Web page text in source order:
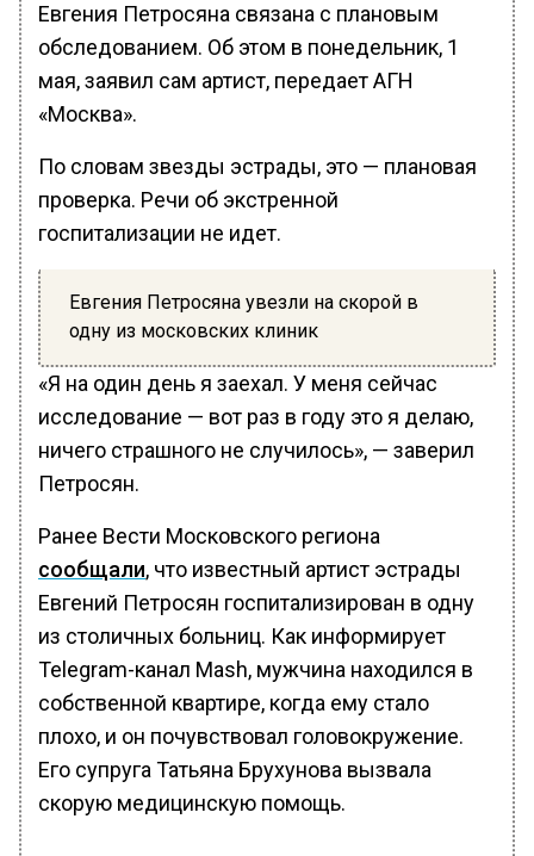
Евгения Петросяна связана с плановым
обследованием. Об этом в понедельник, 1
мая, заявил сам артист, передает АГН
«Москва».
По словам звезды эстрады, это — плановая
проверка. Речи об экстренной
госпитализации не идет.
Евгения Петросяна увезли на скорой в
одну из московских клиник
«Я на один день я заехал. У меня сейчас
исследование — вот раз в году это я делаю,
ничего страшного не случилось», — заверил
Петросян.
Ранее Вести Московского региона
сообщали, что известный артист эстрады
Евгений Петросян госпитализирован в одну
из столичных больниц. Как информирует
Telegram-канал Mаsh, мужчина находился в
собственной квартире, когда ему стало
плохо, и он почувствовал головокружение.
Его супруга Татьяна Брухунова вызвала
скорую медицинскую помощь.